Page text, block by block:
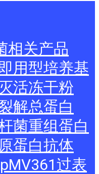
相关产品
用型培养基
活冻干粉
解总蛋白
菌重组蛋白
蛋白抗体
过表